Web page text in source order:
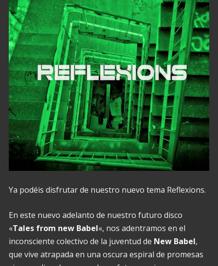
Ya podéis disfrutar de nuestro nuevo tema Reflexions.
En este nuevo adelanto de nuestro futuro disco
«Tales from new Babel«, nos adentramos en el
inconsciente colectivo de la juventud de New Babel,
que vive atrapada en una oscura espiral de promesas